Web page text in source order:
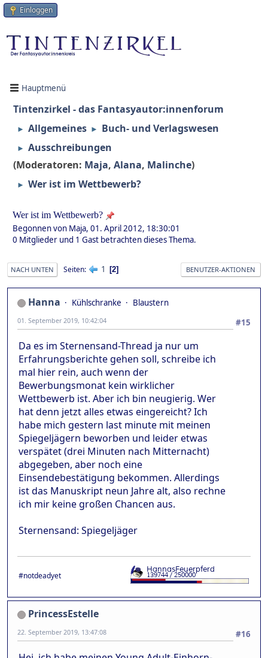
Einloggen
Hauptmenü
Tintenzirkel - das Fantasyautor:innenforum
► Allgemeines ► Buch- und Verlagswesen
► Ausschreibungen
(Moderatoren: Maja, Alana, Malinche)
► Wer ist im Wettbewerb?
Wer ist im Wettbewerb?
Begonnen von Maja, 01. April 2012, 18:30:01
0 Mitglieder und 1 Gast betrachten dieses Thema.
NACH UNTEN Seiten 1 2 BENUTZER-AKTIONEN
Hanna Kühlschranke
Blaustern
#15
01. September 2019, 10:42:04
Da es im Sternensand-Thread ja nur um
Erfahrungsberichte gehen soll, schreibe ich
mal hier rein, auch wenn der
Bewerbungsmonat kein wirklicher
Wettbewerb ist. Aber ich bin neugierig. Wer
hat denn jetzt alles etwas eingereicht? Ich
habe mich gestern last minute mit meinen
Spiegeljägern beworben und leider etwas
verspätet (drei Minuten nach Mitternacht)
abgegeben, aber noch eine
Einsendebestätigung bekommen. Allerdings
ist das Manuskript neun Jahre alt, also rechne
ich mir keine großen Chancen aus.
Sternensand: Spiegeljäger
#notdeadyet
PrincessEstelle
#16
22. September 2019, 13:47:08